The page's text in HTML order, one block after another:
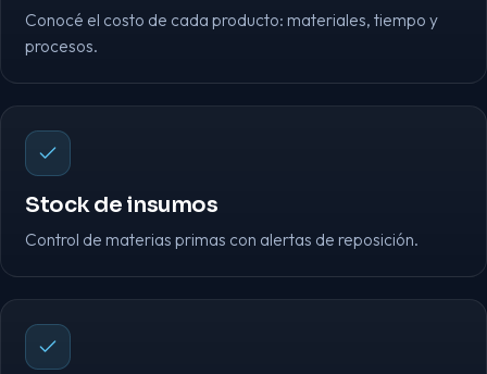
Conocé el costo de cada producto: materiales, tiempo y
procesos.
Stock de insumos
Control de materias primas con alertas de reposición.